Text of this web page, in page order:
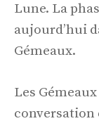
Lune. La
aujourd’hui
Gémeaux.
Les
conversation